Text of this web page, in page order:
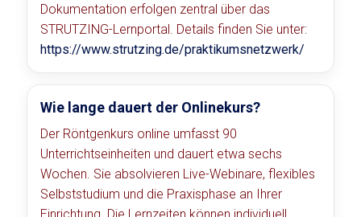
Dokumentation erfolgen zentral über das
STRUTZING-Lernportal. Details finden Sie unter:
https://www.strutzing.de/praktikumsnetzwerk/
Wie lange dauert der Onlinekurs?
Der Röntgenkurs online umfasst 90
Unterrichtseinheiten und dauert etwa sechs
Wochen. Sie absolvieren Live-Webinare, flexibles
Selbststudium und die Praxisphase an Ihrer
Einrichtung. Die Lernzeiten können individuell